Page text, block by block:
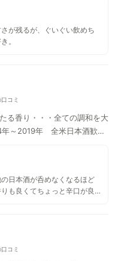
が残るが、ぐいぐい飲めち
。
コミ
る香り・・・全ての調和を大
年～2019年 全米日本酒歓評
日本酒が呑めなくなるほど
も良くてちょっと辛口が良
コミ